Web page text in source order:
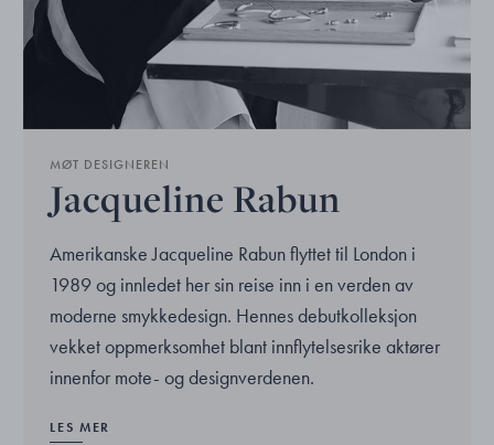
MØT DESIGNEREN
Jacqueline Rabun
Amerikanske Jacqueline Rabun flyttet til London i
1989 og innledet her sin reise inn i en verden av
moderne smykkedesign. Hennes debutkolleksjon
vekket oppmerksomhet blant innflytelsesrike aktører
innenfor mote- og designverdenen.
LES MER